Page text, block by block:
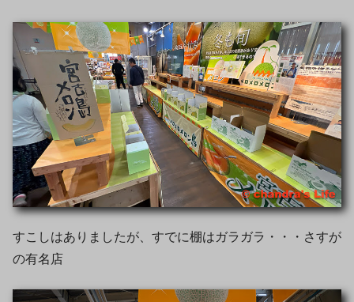
すこしはありましたが、すでに棚はガラガラ・・・さすが
の有名店